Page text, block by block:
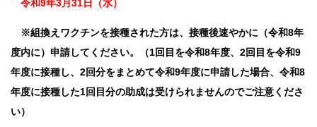
令和9年3月31日（水）
※組換えワクチンを接種された方は、接種後速やかに（令和8年
度内に）申請してください。（1回目を令和8年度、2回目を令和9
年度に接種し、2回分をまとめて令和9年度に申請した場合、令和8
年度に接種した1回目分の助成は受けられませんのでご注意くださ
い）